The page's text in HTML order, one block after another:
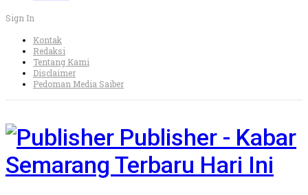
Sign In
Kontak
Redaksi
Tentang Kami
Disclaimer
Pedoman Media Saiber
Publisher - Kabar
Semarang Terbaru Hari Ini